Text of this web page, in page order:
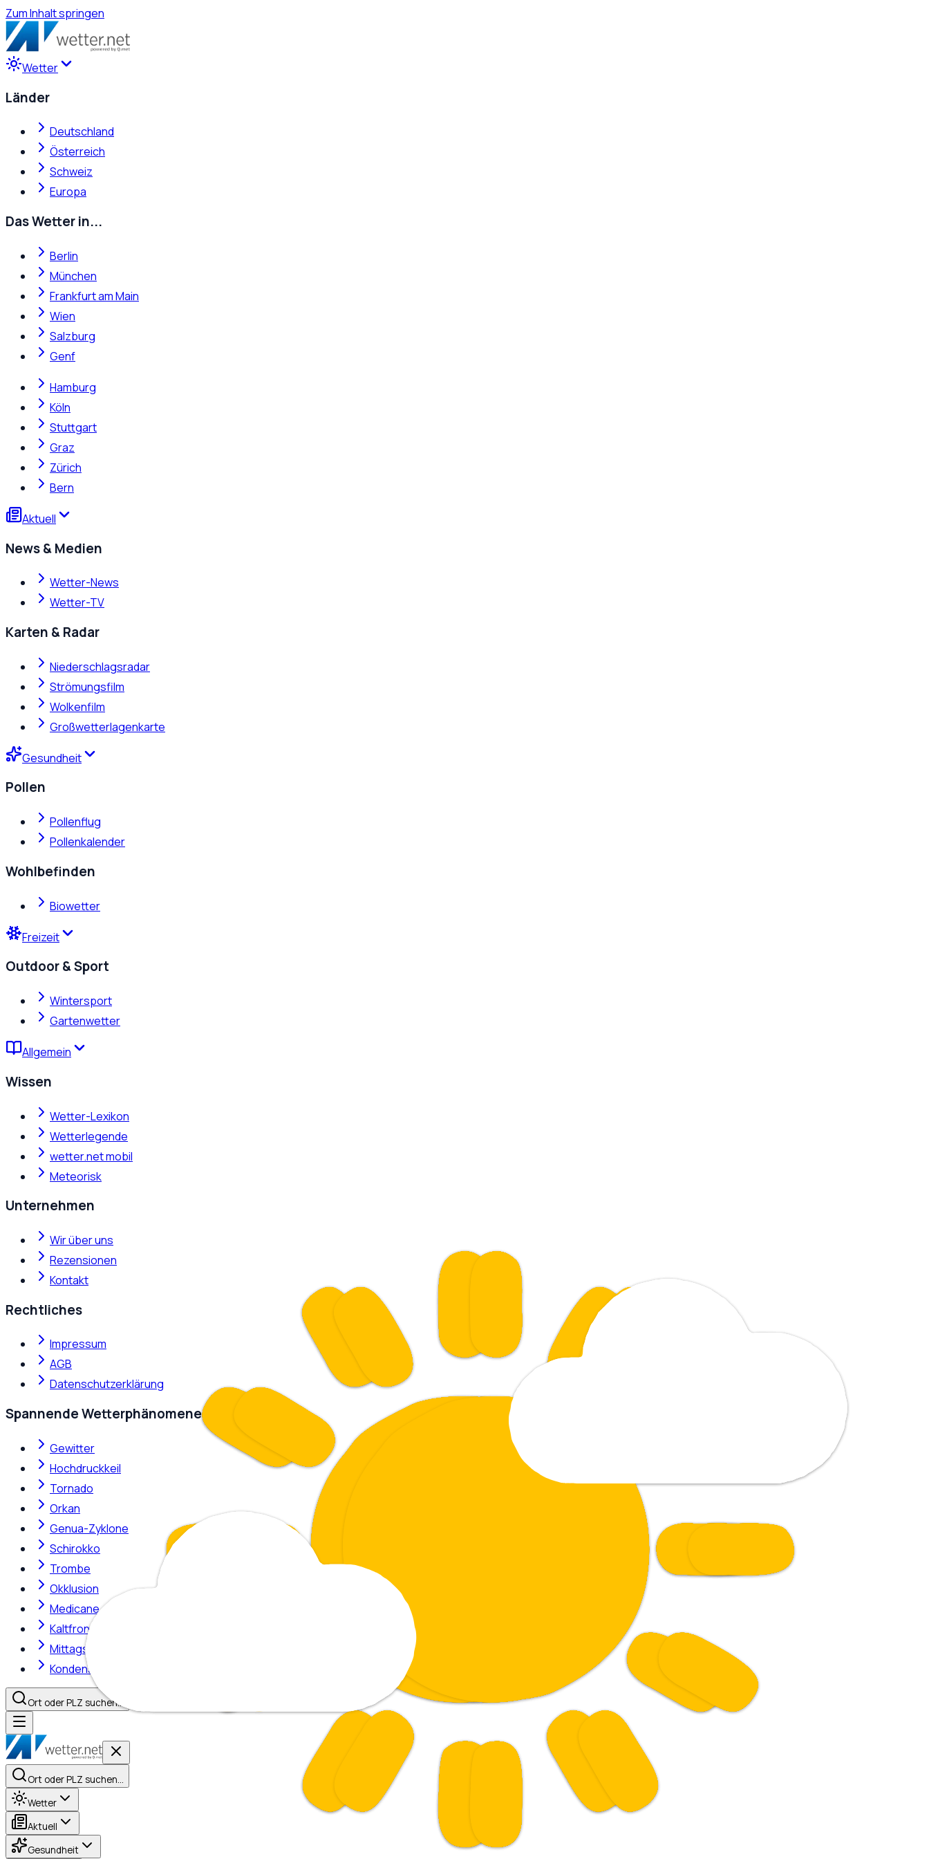
Zum Inhalt springen
Wetter
Länder
Deutschland
Österreich
Schweiz
Europa
Das Wetter in...
Berlin
München
Frankfurt am Main
Wien
Salzburg
Genf
Hamburg
Köln
Stuttgart
Graz
Zürich
Bern
Aktuell
News & Medien
Wetter-News
Wetter-TV
Karten & Radar
Niederschlagsradar
Strömungsfilm
Wolkenfilm
Großwetterlagenkarte
Gesundheit
Pollen
Pollenflug
Pollenkalender
Wohlbefinden
Biowetter
Freizeit
Outdoor & Sport
Wintersport
Gartenwetter
Allgemein
Wissen
Wetter-Lexikon
Wetterlegende
wetter.net mobil
Meteorisk
Unternehmen
Wir über uns
Rezensionen
Kontakt
Rechtliches
Impressum
AGB
Datenschutzerklärung
Spannende Wetterphänomene
Gewitter
Hochdruckkeil
Tornado
Orkan
Genua-Zyklone
Schirokko
Trombe
Okklusion
Medicane
Kaltfront
Mittagshitze
Kondensstreifen
Ort oder PLZ suchen…
Ort oder PLZ suchen…
Wetter
Aktuell
Gesundheit